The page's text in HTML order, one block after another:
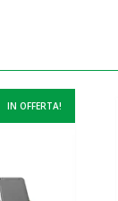
IN OFFERTA!